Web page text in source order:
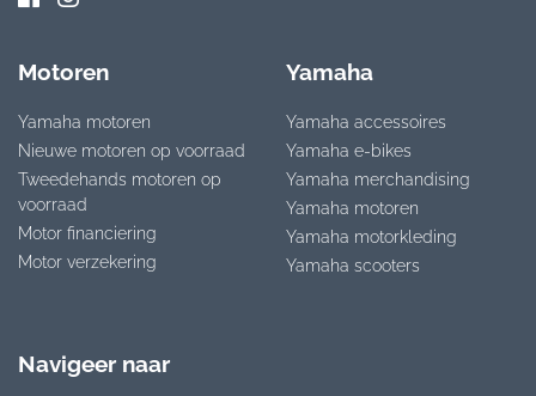
Motoren
Yamaha motoren
Nieuwe motoren op voorraad
Tweedehands motoren op
voorraad
Motor financiering
Motor verzekering
Yamaha
Yamaha accessoires
Yamaha e-bikes
Yamaha merchandising
Yamaha motoren
Yamaha motorkleding
Yamaha scooters
Navigeer naar